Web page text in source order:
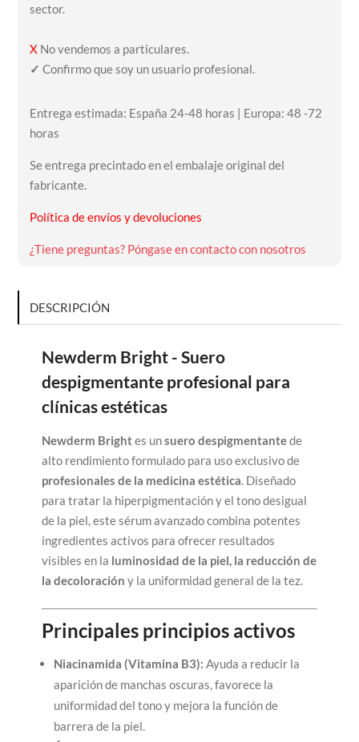
sector.
X No vendemos a particulares.
✓ Confirmo que soy un usuario profesional.
Entrega estimada: España 24-48 horas | Europa: 48 -72
horas
Se entrega precintado en el embalaje original del
fabricante.
Política de envíos y devoluciones
¿Tiene preguntas? Póngase en contacto con nosotros
DESCRIPCIÓN
Newderm Bright - Suero
despigmentante profesional para
clínicas estéticas
Newderm Brightes unsuero despigmentantede
alto rendimiento formulado para uso exclusivo de
profesionales de la medicina estética . Diseñado
para tratar la hiperpigmentación y el tono desigual
de la piel, este sérum avanzado combina potentes
ingredientes activos para ofrecer resultados
visibles en la luminosidad de la piel, la reducción de
la decoloración y la uniformidad general de la tez.
Principales principios activos
Niacinamida (Vitamina B3): Ayuda a reducir la
aparición de manchas oscuras, favorece la
uniformidad del tono y mejora la función de
barrera de la piel.